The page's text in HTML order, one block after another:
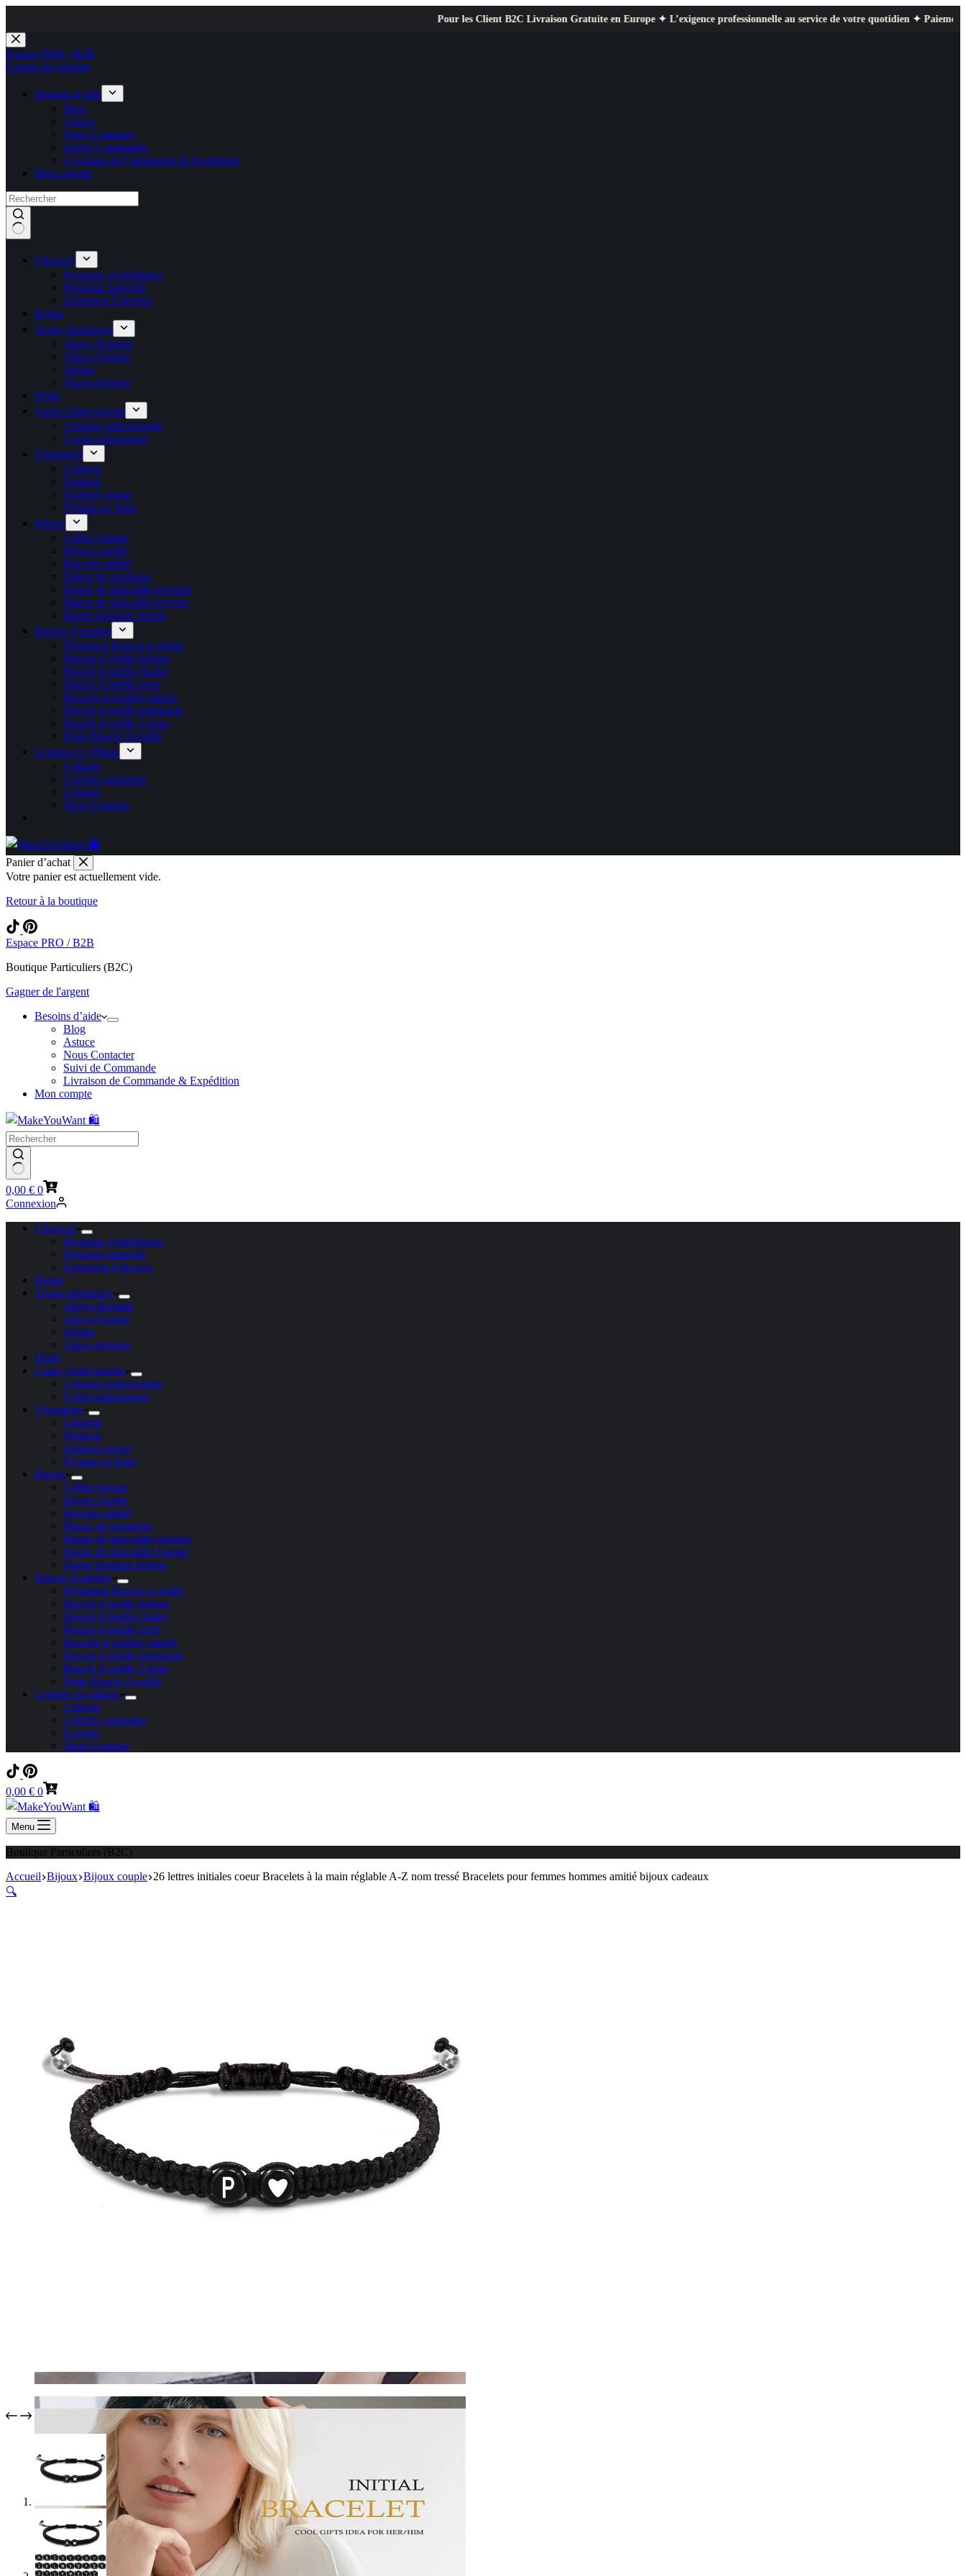
Pour les Client B2C Livraison Gratuite en Europe ✦ L’exigence professionnelle au service de votre quotidien ✦ Paiement sécurisé ✦
Passer
au
contenu
Espace PRO / B2B
Gagner de l'argent
Besoins d’aide
Blog
Astuce
Nous Contacter
Suivre Commande
Livraison de Commande & Expédition
Mon compte
Cheveux
Perruque synthétiques
Perruque naturelle
Extension Cheveux
Robes
Tenue islamiques
Abaya Homme
Abaya Femme
Jellaba
Abaya kimono
Hijab
Gaine Amincissante
Ceinture amincissante
Corset amincissant
Vêtements
Lingerie
Peignoir
Soutiens gorge
Pyjama en Satin
Bijoux
Collier femme
Bijoux couple
Bracelet amitié
Bague de promesse
Bague de fiançailles homme
Bague de fiançailles femme
Bague fantaisie femme
Boucle d’oreilles
Présentoir Boucle d oreille
Boucle d’oreille femme
Boucle d oreille chaine
Boucle d oreille perle
Boucles d oreilles mariée
Boucle d oreille grimpante
Boucle d oreille 2 trous
Porte Boucle d oreille
Leggins et collants
Collants
Culottes gainantes
Leggins
Short Legging
Panier d’achat
Votre panier est actuellement vide.
Retour à la boutique
Espace PRO / B2B
Boutique Particuliers (B2C)
Gagner de l'argent
Besoins d’aide
Blog
Astuce
Nous Contacter
Suivi de Commande
Livraison de Commande & Expédition
Mon compte
Panier
d’achat
0,00 € 0
Connexion
Cheveux
Perruque synthétiques
Perruque naturelle
Extension Cheveux
Robes
Tenue islamiques
Abaya Homme
Abaya Femme
Jellaba
Abaya kimono
Hijab
Gaine Amincissante
Ceinture amincissante
Corset amincissant
Vêtements
Lingerie
Peignoir
Soutiens gorge
Pyjama en Satin
Bijoux
Collier femme
Bijoux couple
Bracelet amitié
Bague de promesse
Bague de fiançailles homme
Bague de fiançailles femme
Bague fantaisie femme
Boucle d’oreilles
Présentoir Boucle d oreille
Boucle d’oreille femme
Boucle d oreille chaine
Boucle d oreille perle
Boucles d oreilles mariée
Boucle d oreille grimpante
Boucle d oreille 2 trous
Porte Boucle d oreille
Leggins et collants
Collants
Culottes gainantes
Leggins
Short Legging
Panier
d’achat
0,00 € 0
Menu
Boutique Particuliers (B2C)
Accueil Bijoux Bijoux couple 26 lettres initiales coeur Bracelets à la main réglable A-Z nom tressé Bracelets pour femmes hommes amitié bijoux cadeaux
🔍